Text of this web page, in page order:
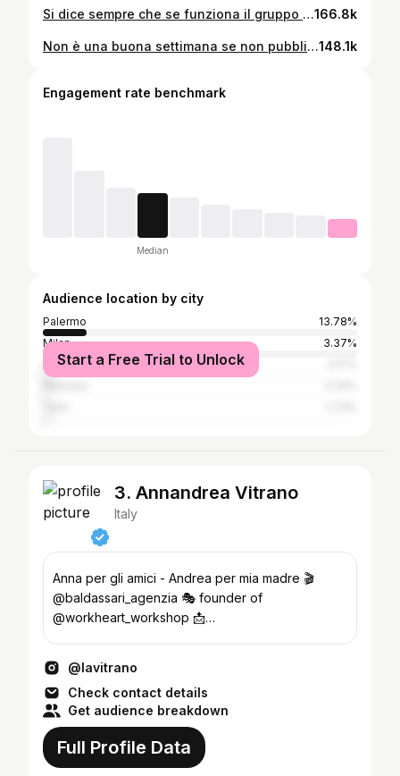
Si dice sempre che se funziona il gruppo funziona anche il film. Forse in questa scena @francesco_mandelli ci ha fatto funzionare troppo. 😅 “Cena di Classe” dal 26 Marzo al cinema. 🍿 Con @andreapanpers @_lipari.roberto.lr_ @herbert_ballerina @france_scorusso @lavitrano @_giuliavecchio_ @beatrice.arnera @belushivive @giovanniesposito_ufficiale @medusafilmofficial @roadmovie_mi166.8k
Non è una buona settimana se non pubblichiamo la nostra TRIPLA 🔥 Only Fun torna per le ultime due puntate Martedì sera sul NOVE 😉148.1k
Engagement rate benchmark
Median
Audience location by city
Palermo
13.78%
Milan
3.37%
Catania
Start a Free Trial to Unlock
3. Annandrea Vitrano
Italy
Anna per gli amici - Andrea per mia madre 🎬
@baldassari_agenzia 🎭 founder of
@workheart_workshop 📩
@lavitrano
Check contact details
Get audience breakdown
Full Profile Data